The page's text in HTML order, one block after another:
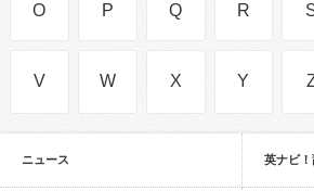
O P Q R
V W X Y
ニュース 英ナビ！